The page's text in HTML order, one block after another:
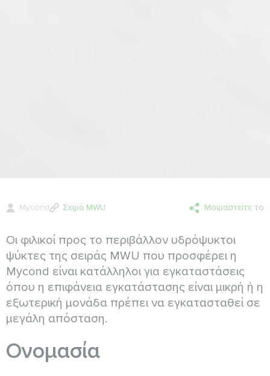
Mycond Σειρά MWU Μοιραστείτε το
Οι φιλικοί προς το περιβάλλον υδρόψυκτοι
ψύκτες της σειράς MWU που προσφέρει η
Mycond είναι κατάλληλοι για εγκαταστάσεις
όπου η επιφάνεια εγκατάστασης είναι μικρή ή η
εξωτερική μονάδα πρέπει να εγκατασταθεί σε
μεγάλη απόσταση.
Ονομασία